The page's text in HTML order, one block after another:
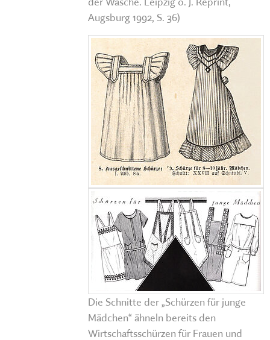
Augsburg 1992, S. 36)
Die Schnitte der „Schürzen für junge
Mädchen“ ähneln bereits den
Wirtschaftsschürzen für Frauen und